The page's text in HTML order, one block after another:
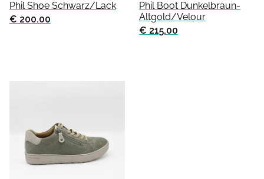
Phil Shoe Schwarz/Lack
€ 200.00
Phil Boot Dunkelbraun-
Altgold/Velour
€ 215.00